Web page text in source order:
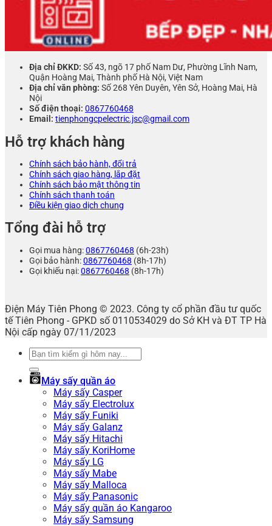
Địa chỉ ĐKKD: Số 43, ngõ 17 phố Nam Dư, Phường Lĩnh Nam,
Quận Hoàng Mai, Thành phố Hà Nội, Việt Nam
Địa chỉ văn phòng: Số 268 Yên Duyên, Yên Sở, Hoàng Mai, Hà
Nội
Số điện thoại: 0867760468
Email: tienphongcpelectric.jsc@gmail.com
Hỗ trợ khách hàng
Chính sách bảo hành, đổi trả
Chính sách giao hàng, lắp đặt
Chính sách bảo mật thông tin
Chính sách thanh toán
Điều kiện giao dịch chung
Tổng đài hỗ trợ
Gọi mua hàng:0867760468 (6h-23h)
Gọi bảo hành:0867760468 (8h-17h)
Gọi khiếu nại:0867760468 (8h-17h)
Điện Máy Tiên Phong © 2023. Công ty cổ phần đầu tư quốc
tế Tiên Phong - GPKD số 0110534029 do Sở KH và ĐT TP Hà
Nội cấp ngày 07/11/2023
Tìm
Máy sấy quần áo
Máy sấy Casper
Máy sấy Electrolux
Máy sấy Funiki
Máy sấy Galanz
Máy sấy Hitachi
Máy sấy KoriHome
Máy sấy LG
Máy sấy Mabe
Máy sấy Malloca
Máy sấy Panasonic
Máy sấy quần áo Kangaroo
Máy sấy Samsung